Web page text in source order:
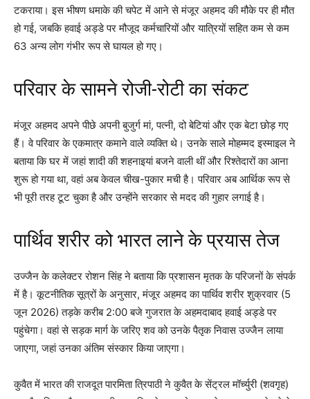
टकराया। इस भीषण धमाके की चपेट में आने से मंजूर अहमद की मौके पर ही मौत
हो गई, जबकि हवाई अड्डे पर मौजूद कर्मचारियों और यात्रियों सहित कम से कम
63 अन्य लोग गंभीर रूप से घायल हो गए।
परिवार के सामने रोजी-रोटी का संकट
मंजूर अहमद अपने पीछे अपनी बुजुर्ग मां, पत्नी, दो बेटियां और एक बेटा छोड़ गए
हैं। वे परिवार के एकमात्र कमाने वाले व्यक्ति थे। उनके साले मोहम्मद इस्माइल ने
बताया कि घर में जहां शादी की शहनाइयां बजने वाली थीं और रिश्तेदारों का आना
शुरू हो गया था, वहां अब केवल चीख-पुकार मची है। परिवार अब आर्थिक रूप से
भी पूरी तरह टूट चुका है और उन्होंने सरकार से मदद की गुहार लगाई है।
पार्थिव शरीर को भारत लाने के प्रयास तेज
उज्जैन के कलेक्टर रोशन सिंह ने बताया कि प्रशासन मृतक के परिजनों के संपर्क
में है। कूटनीतिक सूत्रों के अनुसार, मंजूर अहमद का पार्थिव शरीर शुक्रवार (5
जून 2026) तड़के करीब 2:00 बजे गुजरात के अहमदाबाद हवाई अड्डे पर
पहुंचेगा। वहां से सड़क मार्ग के जरिए शव को उनके पैतृक निवास उज्जैन लाया
जाएगा, जहां उनका अंतिम संस्कार किया जाएगा।
कुवैत में भारत की राजदूत पारमिता त्रिपाठी ने कुवैत के सेंट्रल मॉर्च्युरी (शवगृह)